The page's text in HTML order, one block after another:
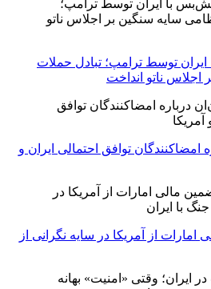
ایران توسط ترامپ؛ تبادل حملات
ناتو انداخت
امضاکنندگان توافق احتمالی ایران و
از آمریکا در سایه نگرانی از